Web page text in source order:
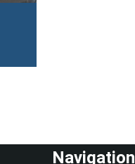
Navigation